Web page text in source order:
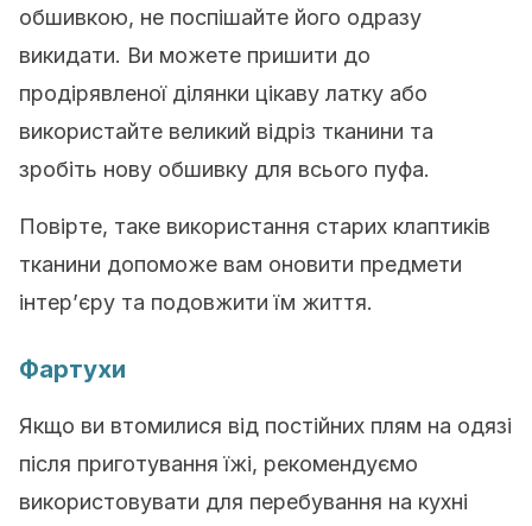
обшивкою, не поспішайте його одразу
викидати. Ви можете пришити до
продірявленої ділянки цікаву латку або
використайте великий відріз тканини та
зробіть нову обшивку для всього пуфа.
Повірте, таке використання старих клаптиків
тканини допоможе вам оновити предмети
інтер’єру та подовжити їм життя.
Фартухи
Якщо ви втомилися від постійних плям на одязі
після приготування їжі, рекомендуємо
використовувати для перебування на кухні